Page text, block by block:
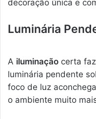
decoração única e
Luminária
A iluminação certa
luminária pendente
foco de luz
o ambiente muito